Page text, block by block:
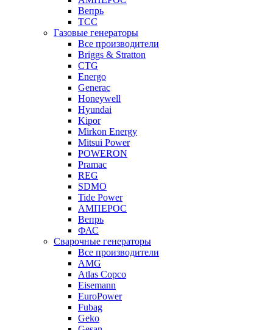
Вепрь
ТСС
Газовые генераторы
Все производители
Briggs & Stratton
CTG
Energo
Generac
Honeywell
Hyundai
Kipor
Mirkon Energy
Mitsui Power
POWERON
Pramac
REG
SDMO
Tide Power
АМПЕРОС
Вепрь
ФАС
Сварочные генераторы
Все производители
AMG
Atlas Copco
Eisemann
EuroPower
Fubag
Geko